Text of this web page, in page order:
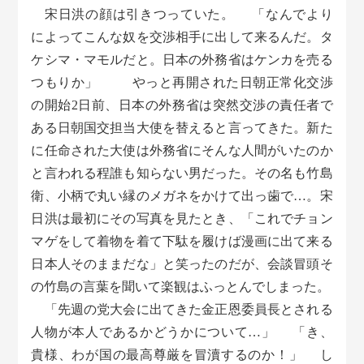
宋日洪の顔は引きつっていた。 「なんでより
によってこんな奴を交渉相手に出して来るんだ。タ
ケシマ・マモルだと。日本の外務省はケンカを売る
つもりか」 やっと再開された日朝正常化交渉
の開始2日前、日本の外務省は突然交渉の責任者で
ある日朝国交担当大使を替えると言ってきた。新た
に任命された大使は外務省にそんな人間がいたのか
と言われる程誰も知らない男だった。その名も竹島
衛、小柄で丸い縁のメガネをかけて出っ歯で…。宋
日洪は最初にその写真を見たとき、「これでチョン
マゲをして着物を着て下駄を履けば漫画に出て来る
日本人そのままだな」と笑ったのだが、会談冒頭そ
の竹島の言葉を聞いて楽観はふっとんでしまった。
「先週の党大会に出てきた金正恩委員長とされる
人物が本人であるかどうかについて…」 「き、
貴様、わが国の最高尊厳を冒瀆するのか！」 し